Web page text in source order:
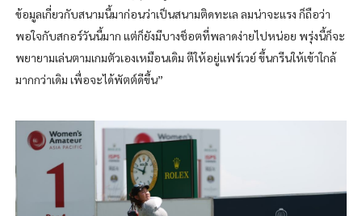
ข้อมูลเกี่ยวกับสนามนี้มาก่อนว่าเป็นสนามติดทะเล ลมน่าจะแรง ก็ถือว่า
พอใจกับสกอร์วันนี้มาก แต่ก็ยังมีบางช็อตที่พลาดง่ายไปหน่อย พรุ่งนี้ก็จะ
พยายามเล่นตามเกมตัวเองเหมือนเดิม ตีให้อยู่แฟร์เวย์ ขึ้นกรีนให้เข้าใกล้
มากกว่าเดิม เพื่อจะได้พัตต์ดีขึ้น”